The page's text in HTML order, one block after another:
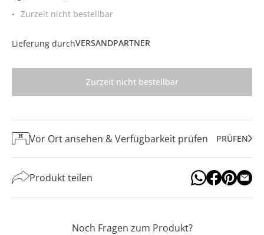
Zurzeit nicht bestellbar
Lieferung durchVERSANDPARTNER
Zurzeit nicht bestellbar
Vor Ort ansehen & Verfügbarkeit prüfen PRÜFEN
Produkt teilen
Noch Fragen zum Produkt?